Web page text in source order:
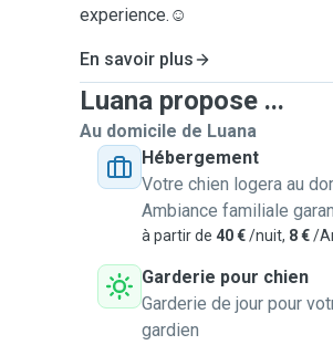
experience.☺️
En savoir plus
Luana propose ...
Au domicile de Luana
Hébergement
Votre chien logera au
Ambiance familiale
à partir de 40 €/nuit, 8 €/
Garderie pour chien
Garderie de jour pour
gardien